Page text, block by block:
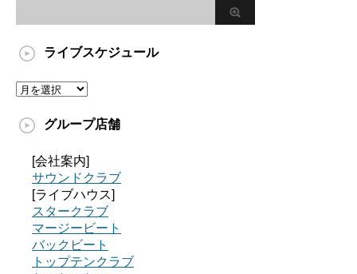
ライブスケジュール
グループ店舗
[会社案内]
サウンドクラブ
[ライブハウス]
スタークラブ
マージービート
バックビート
トップテンクラブ